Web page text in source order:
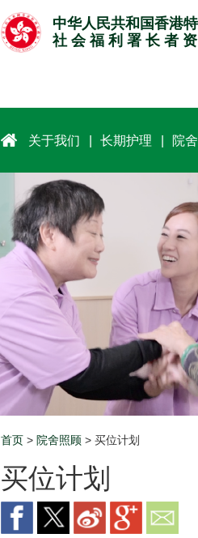
中华人民共和国香港
社 会 福 利 署 长 者
关于我们 长期护理 院
Breadcrumb
首页 > 院舍照顾 > 买位计划
买位计划